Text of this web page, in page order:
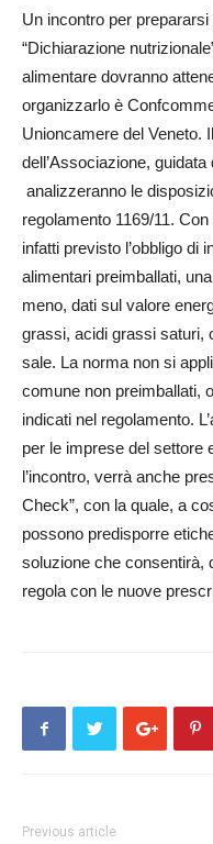
Un incontro per prepararsi
“Dichiarazione
alimentare dovranno
organizzarlo è
Unioncamere del Veneto.
dell’Associazione,
analizzeranno le
regolamento 1169/11.
infatti previsto l’obbligo di
alimentari preimballati,
meno, dati sul valore
grassi, acidi grassi saturi,
sale. La norma non si
comune non preimballati,
indicati nel regolamento.
per le imprese del settore
l’incontro, verrà anche
Check”, con la quale, a
possono predisporre
soluzione che consentirà,
regola con le nuove
Previous article